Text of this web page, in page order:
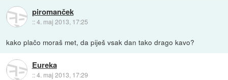
piromanček
::4. maj 2013, 17:25
kako plačo moraš met, da piješ vsak dan tako drago kavo?
Eureka
::4. maj 2013, 17:29